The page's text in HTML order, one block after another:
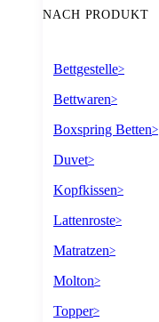
NACH PRODUKT
Bettgestelle>
Bettwaren>
Boxspring Betten>
Duvet>
Kopfkissen>
Lattenroste>
Matratzen>
Molton>
Topper>